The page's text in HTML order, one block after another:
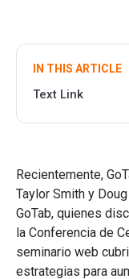
IN THIS ARTICLE
Text Link
Recientemente,
Taylor Smith y
GoTab, quienes
la Conferencia de
seminario web
estrategias para